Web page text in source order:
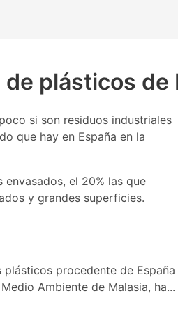
plásticos de
si son residuos industriales
que hay en España en la
el 20% las que
y grandes superficies.
procedente de España
Ambiente de Malasia, ha...